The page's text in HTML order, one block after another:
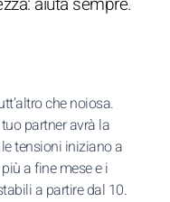
che noiosa.
partner avrà la
tensioni iniziano a
a fine mese e i
a partire dal 10.